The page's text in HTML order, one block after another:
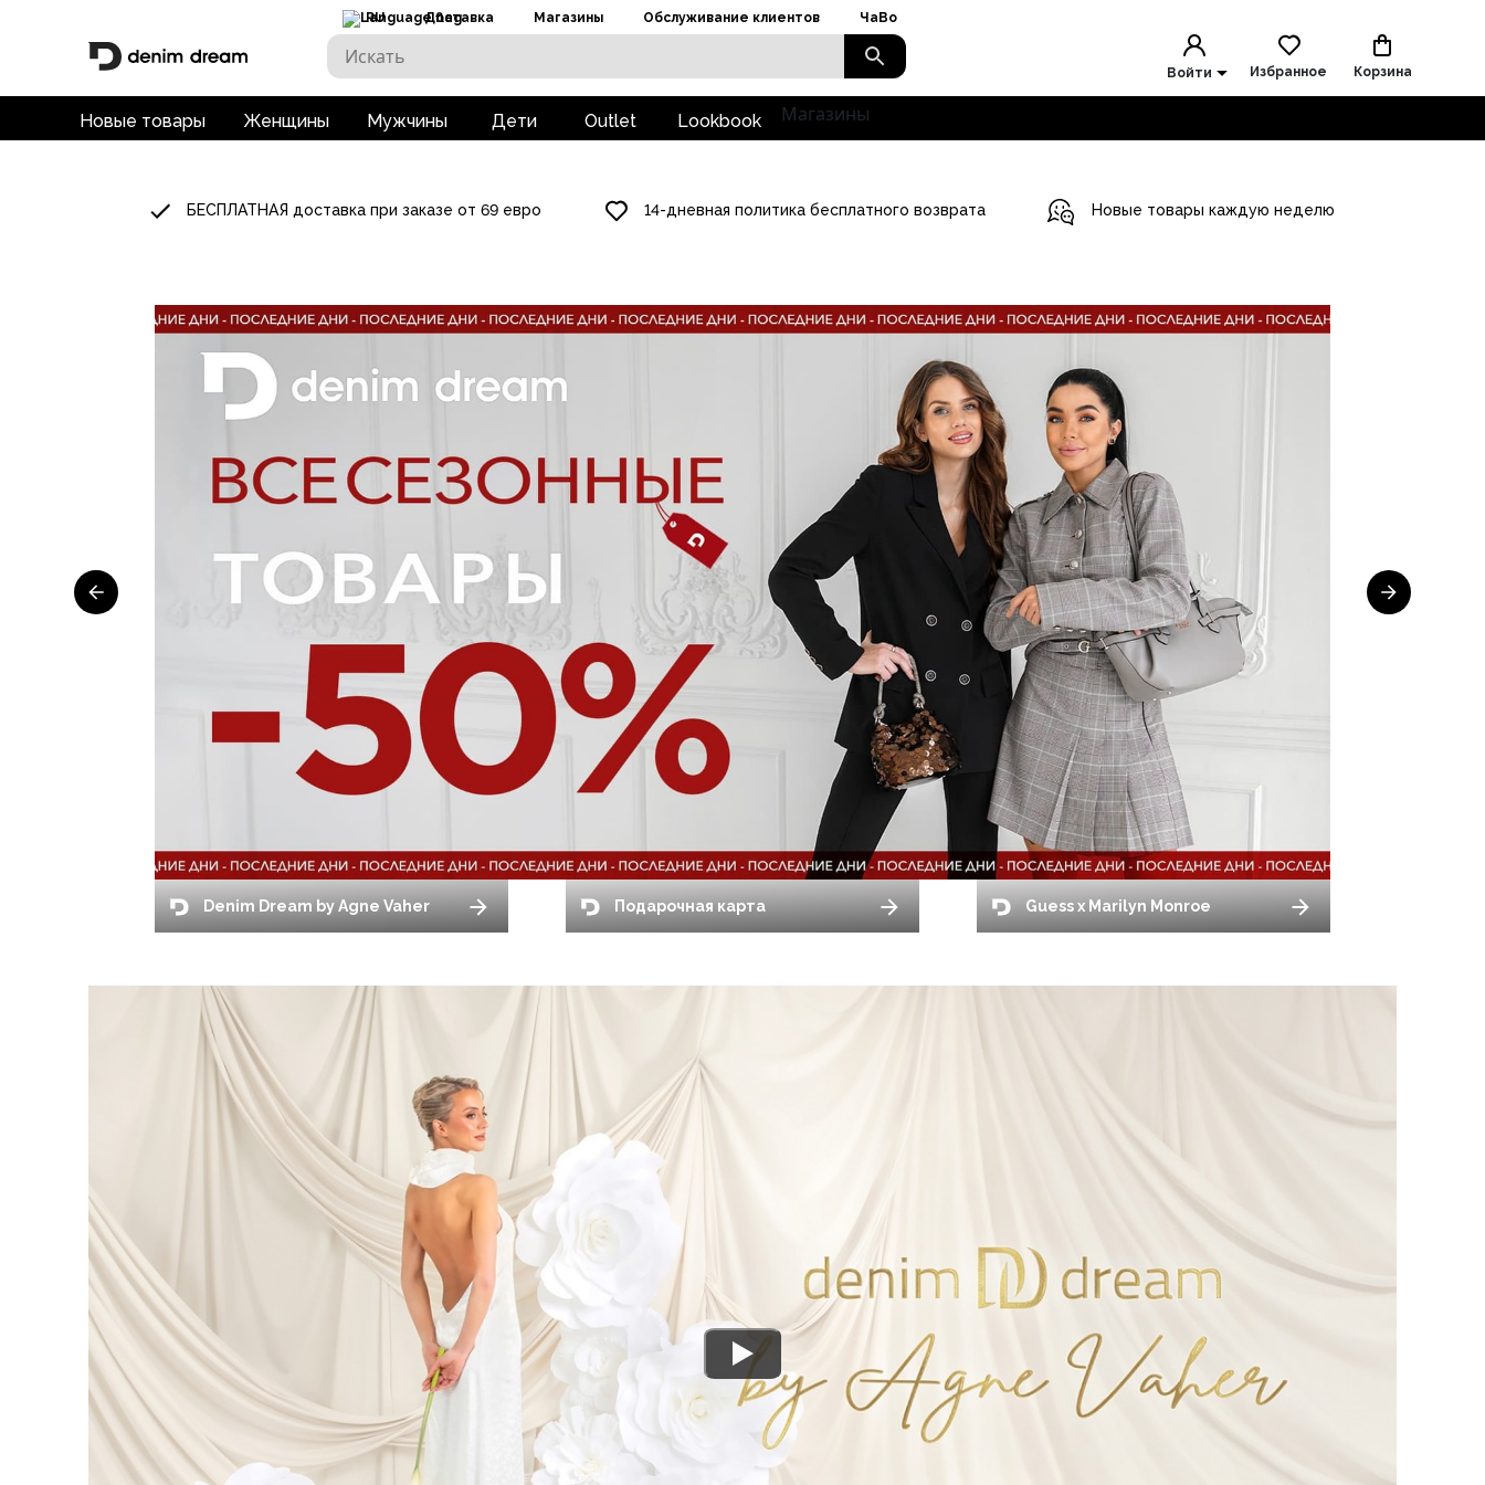
RU Доставка Магазины Обслуживание клиентов ЧаВо
Войти Избранное Корзина
Новые товары Женщины Мужчины Дети Outlet Lookbook Магазины
БЕСПЛАТНАЯ доставка при заказе от 69 евро 14-дневная политика бесплатного возврата Новые товары каждую неделю
Denim Dream by Agne Vaher Подарочная карта Guess x Marilyn Monroe